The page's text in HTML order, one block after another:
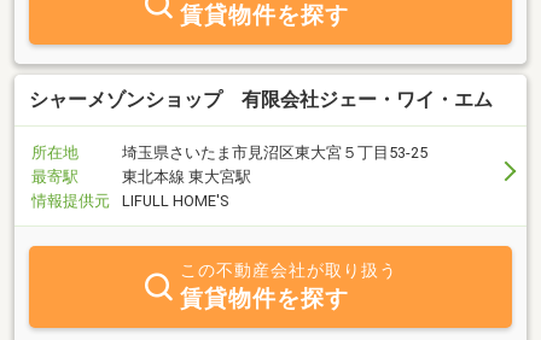
賃貸物件を探す
シャーメゾンショップ 有限会社ジェー・ワイ・エム
所在地
埼玉県さいたま市見沼区東大宮５丁目53-25
最寄駅
東北本線 東大宮駅
情報提供元
LIFULL HOME'S
この不動産会社が取り扱う
賃貸物件を探す